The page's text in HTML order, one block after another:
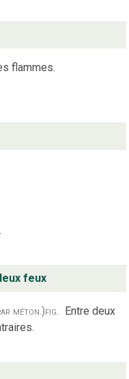
flammes.
feux
méton.)fig.
Entre deux